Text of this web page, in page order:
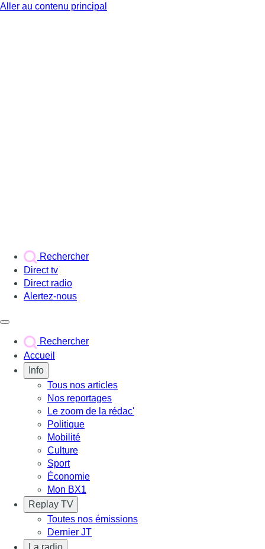
Aller au contenu principal
Rechercher
Direct tv
Direct radio
Alertez-nous
Rechercher
Accueil
Info
Tous nos articles
Nos reportages
Le zoom de la rédac'
Politique
Mobilité
Culture
Sport
Économie
Mon BX1
Replay TV
Toutes nos émissions
Dernier JT
La radio